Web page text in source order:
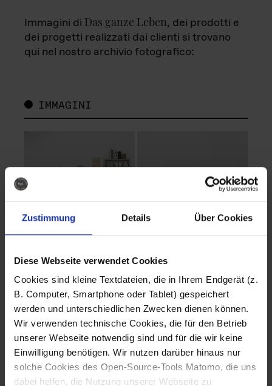
Zustimmung Details Über Cookies
Diese Webseite verwendet Cookies
Cookies sind kleine Textdateien, die in Ihrem Endgerät (z.
B. Computer, Smartphone oder Tablet) gespeichert
werden und unterschiedlichen Zwecken dienen können.
Wir verwenden technische Cookies, die für den Betrieb
unserer Webseite notwendig sind und für die wir keine
Einwilligung benötigen. Wir nutzen darüber hinaus nur
solche Cookies des Open-Source-Tools Matomo, die uns
dabei helfen, die Nutzung unserer Webseite zu
Immagini di Das ganze Leben, dei prodotti e
dei progetti realizzati dai clienti si trovano
qui nel nostro archivio fotografico:
IMMAGINI
Fotografo: Lorenz
Sternbach
Download
Fotografo: Lorenz
Sternbach
Download